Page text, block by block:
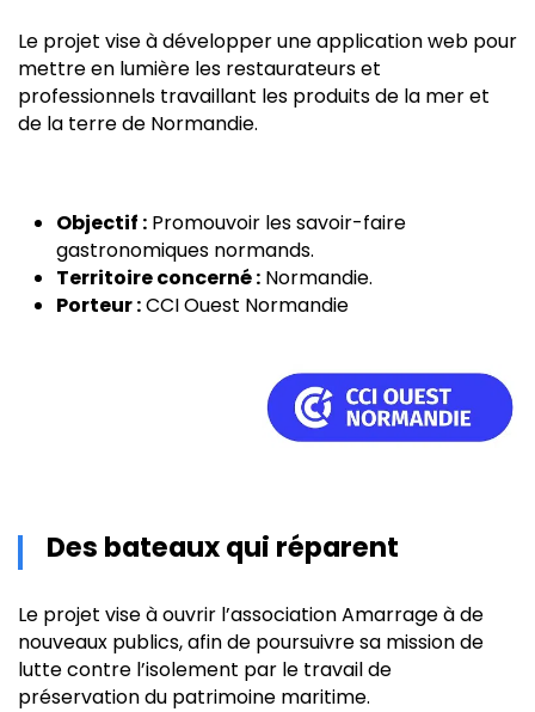
Le projet vise à développer une application web pour
mettre en lumière les restaurateurs et
professionnels travaillant les produits de la mer et
de la terre de Normandie.
Objectif : Promouvoir les savoir-faire
gastronomiques normands.
Territoire concerné : Normandie.
Porteur :CCI Ouest Normandie
Des bateaux qui réparent
Le projet vise à ouvrir l’association Amarrage à de
nouveaux publics, afin de poursuivre sa mission de
lutte contre l’isolement par le travail de
préservation du patrimoine maritime.